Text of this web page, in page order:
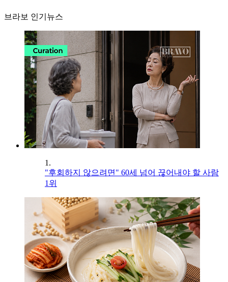
브라보 인기뉴스
1.
"후회하지 않으려면" 60세 넘어 끊어내야 할 사람
1위